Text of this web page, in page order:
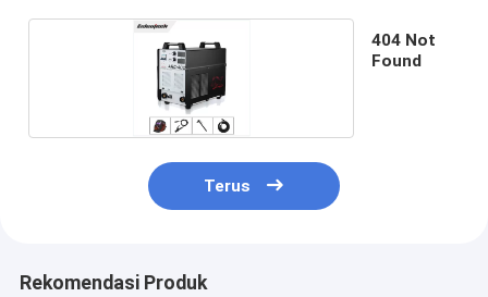
404 Not
Found
Terus
Rekomendasi Produk